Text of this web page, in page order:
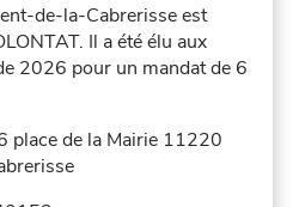
de-la-Cabrerisse est
Il a été élu aux
2026 pour un mandat de 6
place de la Mairie 11220